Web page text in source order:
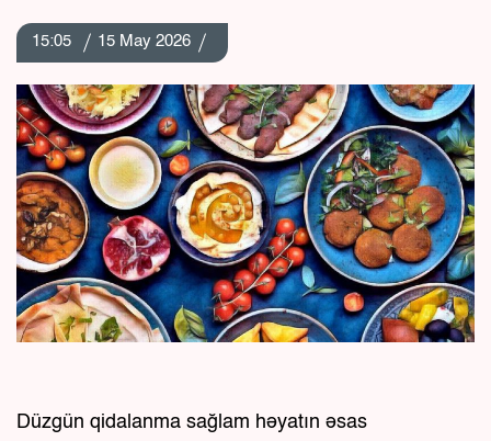
15:05 15 May 2026
Düzgün qidalanma sağlam həyatın əsas